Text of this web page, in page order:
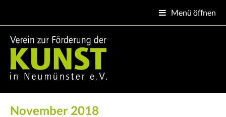
 Menü öffnen
November 2018